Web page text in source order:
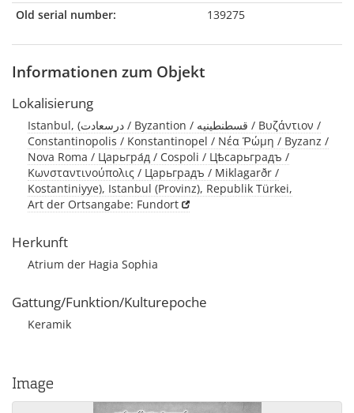
Old serial number:
139275
Informationen zum Objekt
Lokalisierung
Istanbul, (درسعادت / Byzantion / قسطنطينيه / Βυζάντιον /
Constantinopolis / Konstantinopel / Νέα Ῥώμη / Byzanz /
Nova Roma / Царьгра́д / Cospoli / Цѣсарьградъ /
Κωνσταντινούπολις / Царьградъ / Miklagarðr /
Kostantiniyye), Istanbul (Provinz), Republik Türkei,
Art der Ortsangabe: Fundort
Herkunft
Atrium der Hagia Sophia
Gattung/Funktion/Kulturepoche
Keramik
Image